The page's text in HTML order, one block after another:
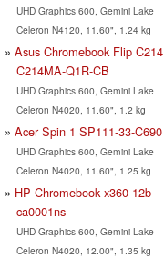
UHD Graphics 600, Gemini Lake
Celeron N4120, 11.60", 1.24 kg
Asus Chromebook Flip C214
C214MA-Q1R-CB
UHD Graphics 600, Gemini Lake
Celeron N4020, 11.60", 1.2 kg
Acer Spin 1 SP111-33-C690
UHD Graphics 600, Gemini Lake
Celeron N4020, 11.60", 1.25 kg
HP Chromebook x360 12b-
ca0001ns
UHD Graphics 600, Gemini Lake
Celeron N4020, 12.00", 1.35 kg